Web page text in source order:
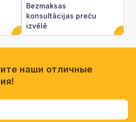
Bezmaksas
konsultācijas preču
izvēlē
наши отличные